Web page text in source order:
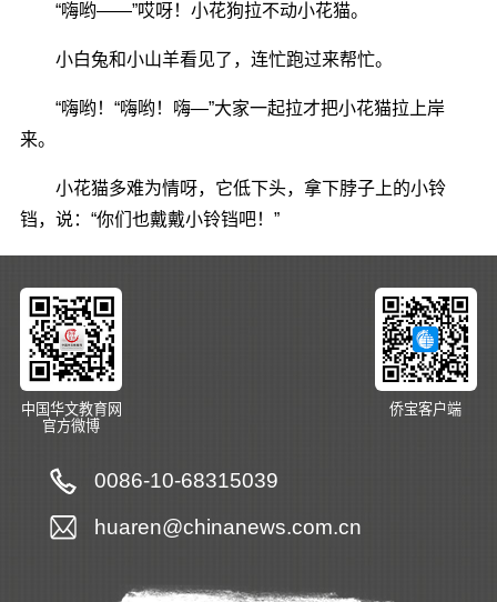
“嗨哟――”哎呀！小花狗拉不动小花猫。
小白兔和小山羊看见了，连忙跑过来帮忙。
“嗨哟！“嗨哟！嗨―”大家一起拉才把小花猫拉上岸
来。
小花猫多难为情呀，它低下头，拿下脖子上的小铃
铛，说：“你们也戴戴小铃铛吧！”
中国华文教育网
官方微博
侨宝客户端
0086-10-68315039
huaren@chinanews.com.cn